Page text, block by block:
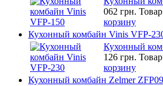
062 грн.
корзину
Кухонный комбайн Vinis VFP-
Кухонный
126 грн.
корзину
Кухонный комбайн Zelmer